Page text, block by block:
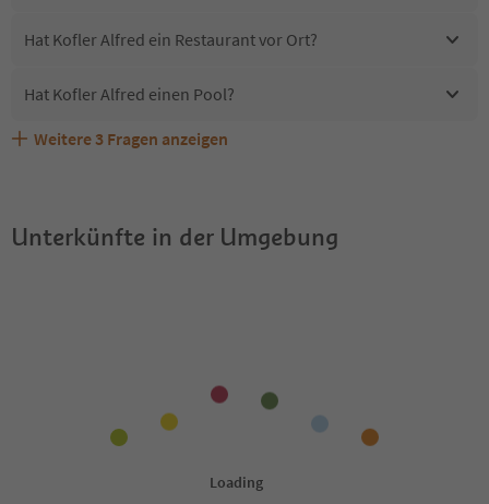
Hat Kofler Alfred ein Restaurant vor Ort?
Hat Kofler Alfred einen Pool?
Sind Haustiere in der Unterkunft Kofler Alfred erlaubt?
Welche Services bietet Kofler Alfred?
Erhalten die Gäste von Kofler Alfred einen Südtirol
Weitere 3 Fragen anzeigen
Unterkünfte in der Umgebung